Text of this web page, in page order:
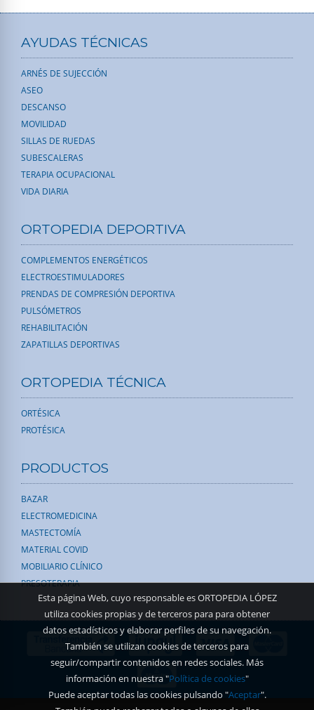
Esta página Web, cuyo responsable es ORTOPEDIA LÓPEZ
utiliza cookies propias y de terceros para para obtener
datos estadísticos y elaborar perfiles de su navegación.
También se utilizan cookies de terceros para
seguir/compartir contenidos en redes sociales. Más
información en nuestra "Política de cookies"
Puede aceptar todas las cookies pulsando "Aceptar".
AYUDAS TÉCNICAS
ARNÉS DE SUJECCIÓN
ASEO
DESCANSO
MOVILIDAD
SILLAS DE RUEDAS
SUBESCALERAS
TERAPIA OCUPACIONAL
VIDA DIARIA
ORTOPEDIA DEPORTIVA
COMPLEMENTOS ENERGÉTICOS
ELECTROESTIMULADORES
PRENDAS DE COMPRESIÓN DEPORTIVA
PULSÓMETROS
REHABILITACIÓN
ZAPATILLAS DEPORTIVAS
ORTOPEDIA TÉCNICA
ORTÉSICA
PROTÉSICA
PRODUCTOS
BAZAR
ELECTROMEDICINA
MASTECTOMÍA
MATERIAL COVID
MOBILIARIO CLÍNICO
PRESOTERAPIA